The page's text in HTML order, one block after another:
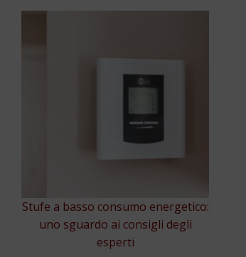
Stufe a basso consumo energetico:
uno sguardo ai consigli degli
esperti